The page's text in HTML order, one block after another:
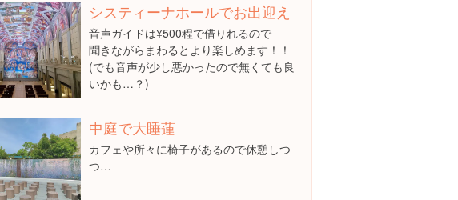
システィーナホールでお出迎え
音声ガイドは¥500程で借りれるので
聞きながらまわるとより楽しめます！！
(でも音声が少し悪かったので無くても良
いかも…？)
中庭で大睡蓮
カフェや所々に椅子があるので休憩しつ
つ…